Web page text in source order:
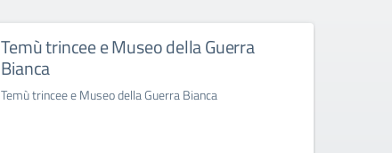
Temù trincee e Museo della Guerra
Bianca
Temù trincee e Museo della Guerra Bianca